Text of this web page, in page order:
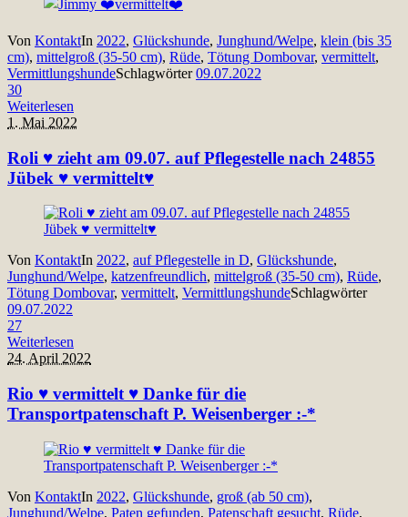
Von KontaktIn 2022, Glückshunde, Junghund/Welpe, klein (bis 35
cm), mittelgroß (35-50 cm), Rüde, Tötung Dombovar, vermittelt,
VermittlungshundeSchlagwörter09.07.2022
30
Weiterlesen
1. Mai 2022
Roli ♥ zieht am 09.07. auf Pflegestelle nach 24855
Jübek ♥ vermittelt♥
Von KontaktIn 2022, auf Pflegestelle in D, Glückshunde,
Junghund/Welpe, katzenfreundlich, mittelgroß (35-50 cm), Rüde,
Tötung Dombovar, vermittelt, VermittlungshundeSchlagwörter
09.07.2022
27
Weiterlesen
24. April 2022
Rio ♥ vermittelt ♥ Danke für die
Transportpatenschaft P. Weisenberger :-*
Von KontaktIn 2022, Glückshunde, groß (ab 50 cm),
Junghund/Welpe, Paten gefunden, Patenschaft gesucht, Rüde,